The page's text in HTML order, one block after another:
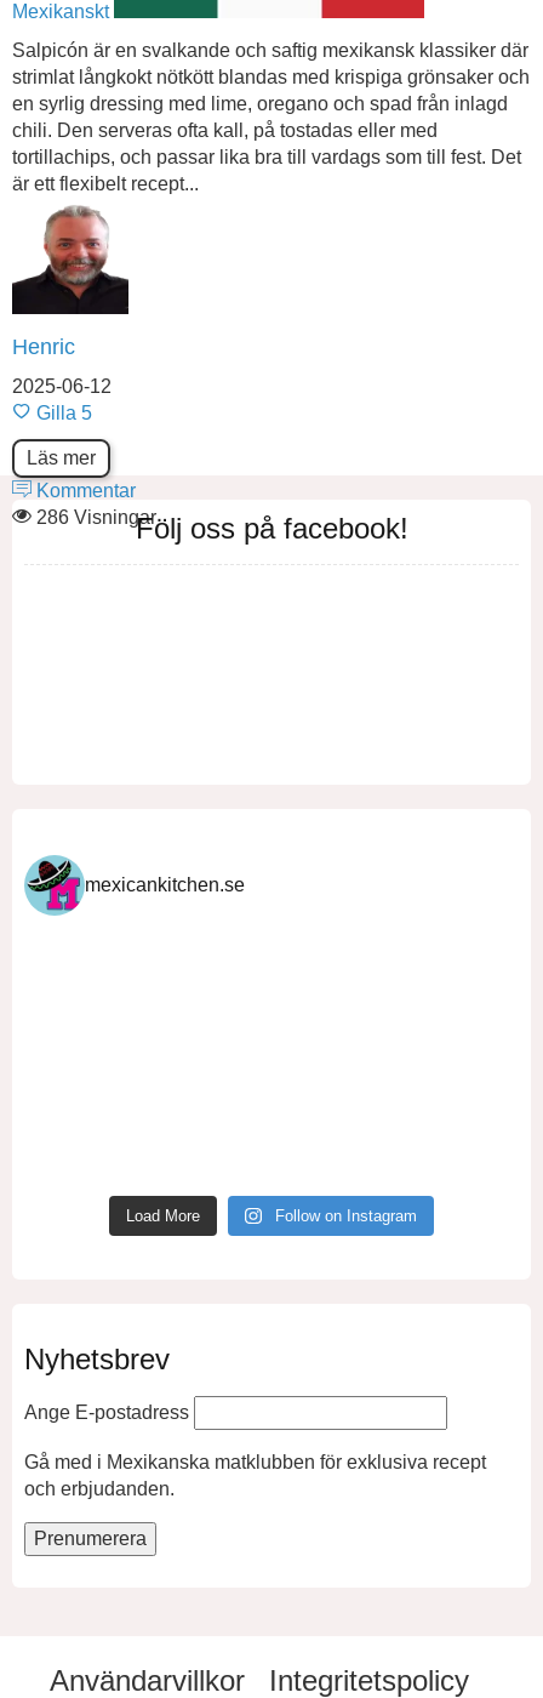
Mexikanskt
Salpicón är en svalkande och saftig mexikansk klassiker där
strimlat långkokt nötkött blandas med krispiga grönsaker och
en syrlig dressing med lime, oregano och spad från inlagd
chili. Den serveras ofta kall, på tostadas eller med
tortillachips, och passar lika bra till vardags som till fest. Det
är ett flexibelt recept...
Henric
2025-06-12
Gilla 5
Läs mer
Kommentar
286 VisningarFölj oss på facebook!
mexicankitchen.se
Load More Follow on Instagram
Nyhetsbrev
Ange E-postadress
Gå med i Mexikanska matklubben för exklusiva recept
och erbjudanden.
Användarvillkor Integritetspolicy